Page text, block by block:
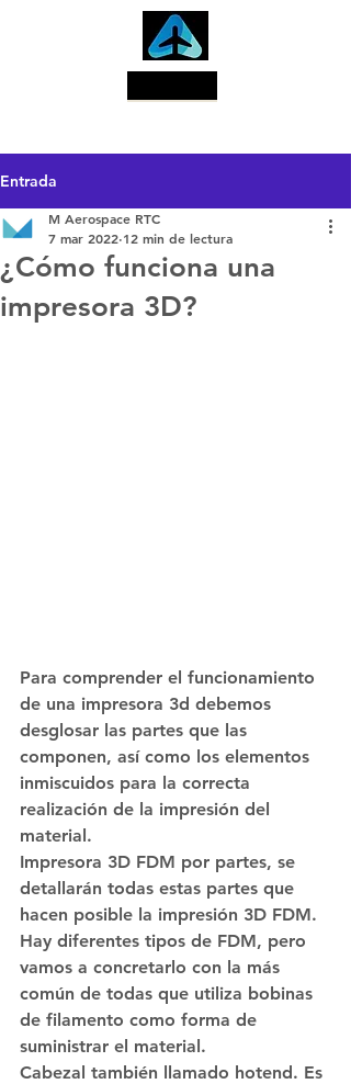
Entrada
¿Cómo funciona una
impresora 3D?
M Aerospace RTC
7 mar 2022 12 min de lectura
Para comprender el funcionamiento
de una impresora 3d debemos
desglosar las partes que las
componen, así como los elementos
inmiscuidos para la correcta
realización de la impresión del
material.
Impresora 3D FDM por partes, se
detallarán todas estas partes que
hacen posible la impresión 3D FDM.
Hay diferentes tipos de FDM, pero
vamos a concretarlo con la más
común de todas que utiliza bobinas
de filamento como forma de
suministrar el material.
Cabezal también llamado hotend. Es